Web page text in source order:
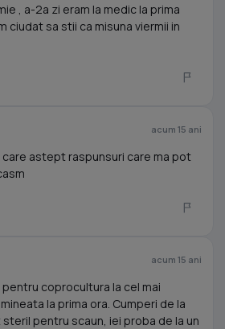
, a-2a zi eram la medic la prima
ciudat sa stii ca misuna viermii in
acum 15 ani
care astept raspunsuri care ma pot
acum 15 ani
coprocultura la cel mai
la prima ora. Cumperi de la
pentru scaun, iei proba de la un